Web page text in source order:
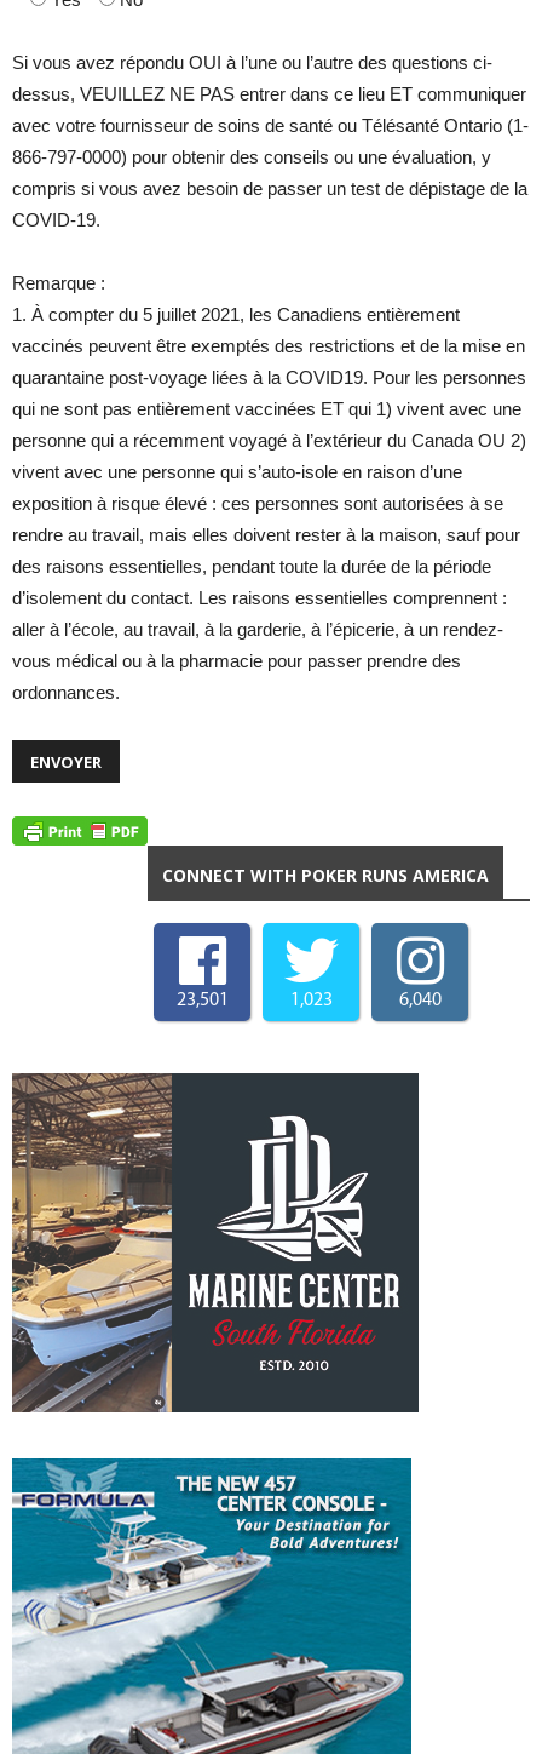
Si vous avez répondu OUI à l’une ou l’autre des questions ci-
dessus, VEUILLEZ NE PAS entrer dans ce lieu ET communiquer
avec votre fournisseur de soins de santé ou Télésanté Ontario (1-
866-797-0000) pour obtenir des conseils ou une évaluation, y
compris si vous avez besoin de passer un test de dépistage de la
COVID-19.
Remarque :
1. À compter du 5 juillet 2021, les Canadiens entièrement
vaccinés peuvent être exemptés des restrictions et de la mise en
quarantaine post-voyage liées à la COVID19. Pour les personnes
qui ne sont pas entièrement vaccinées ET qui 1) vivent avec une
personne qui a récemment voyagé à l’extérieur du Canada OU 2)
vivent avec une personne qui s’auto-isole en raison d’une
exposition à risque élevé : ces personnes sont autorisées à se
rendre au travail, mais elles doivent rester à la maison, sauf pour
des raisons essentielles, pendant toute la durée de la période
d’isolement du contact. Les raisons essentielles comprennent :
aller à l’école, au travail, à la garderie, à l’épicerie, à un rendez-
vous médical ou à la pharmacie pour passer prendre des
ordonnances.
CONNECT WITH POKER RUNS AMERICA
23,501 1,023 6,040